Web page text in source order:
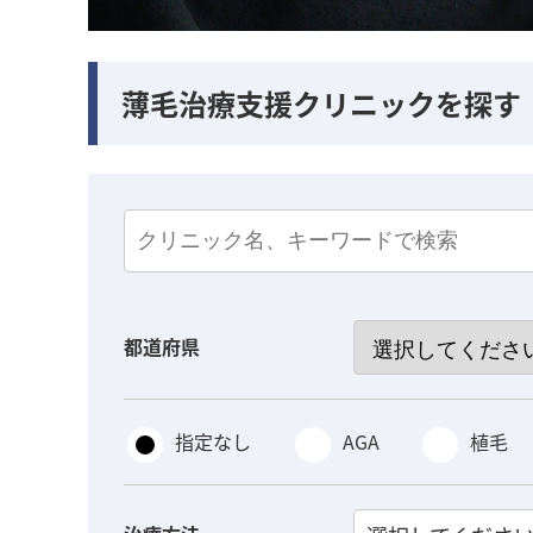
薄毛治療支援クリニックを探す
都道府県
指定なし AGA 植毛